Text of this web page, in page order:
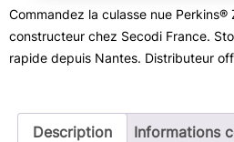
Commandez la culasse nue Perkins®
constructeur chez Secodi France.
rapide depuis Nantes. Distributeur
Description Informations